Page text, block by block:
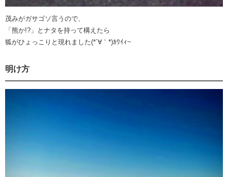
茂みがガサゴソ言うので、
「熊か!?」とナタを持って構えたら
狐がひょっこりと現れました(*´∀｀*)ｶﾜｲｨ~
明け方